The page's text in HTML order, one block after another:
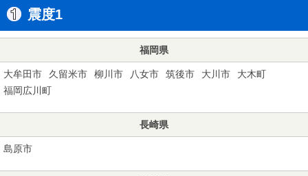
震度1
福岡県
大牟田市 久留米市 柳川市 八女市 筑後市 大川市
大木町
福岡広川町
長崎県
島原市